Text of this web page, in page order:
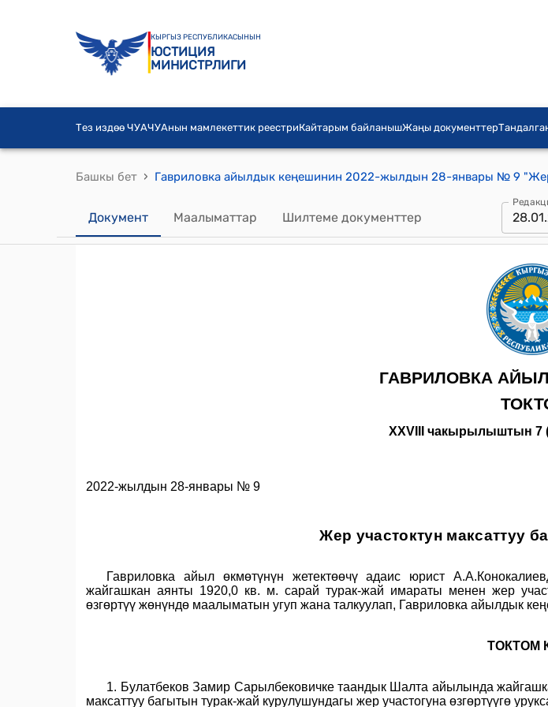
КЫРГЫЗ РЕСПУБЛИКАСЫНЫН
ЮСТИЦИЯ
МИНИСТРЛИГИ
Тез издөө ЧУАЧУАнын мамлекеттик реестриКайтарым байланышЖаңы документтер
Башкы бет ›
Документ Маалыматтар Шилтеме документтер